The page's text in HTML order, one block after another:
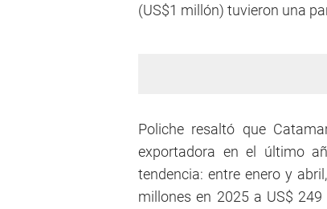
(US$1 millón) tuvieron una
Poliche resaltó que
exportadora en el último
tendencia: entre enero y
millones en 2025 a US$